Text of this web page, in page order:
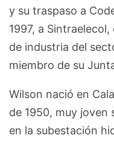
y su traspaso a
1997, a
de industria del
miembro de su
Wilson nació en
de 1950, muy joven
en la subestación